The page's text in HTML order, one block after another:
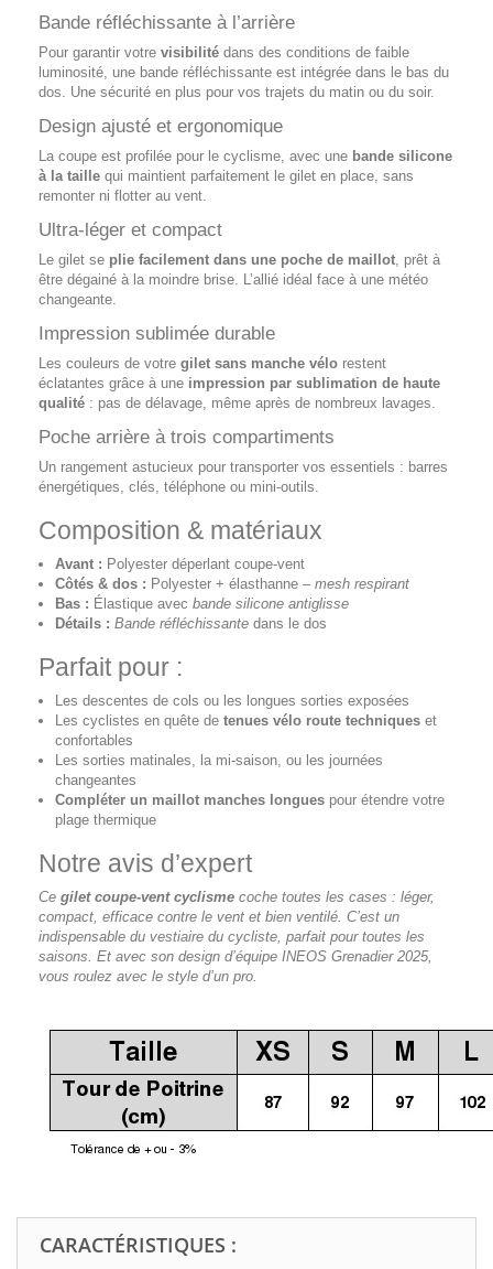
Bande réfléchissante à l’arrière
Pour garantir votre visibilité dans des conditions de faible
luminosité, une bande réfléchissante est intégrée dans le bas du
dos. Une sécurité en plus pour vos trajets du matin ou du soir.
Design ajusté et ergonomique
La coupe est profilée pour le cyclisme, avec une bande silicone
à la taille qui maintient parfaitement le gilet en place, sans
remonter ni flotter au vent.
Ultra-léger et compact
Le gilet se plie facilement dans une poche de maillot, prêt à
être dégainé à la moindre brise. L’allié idéal face à une météo
changeante.
Impression sublimée durable
Les couleurs de votre gilet sans manche vélo restent
éclatantes grâce à une impression par sublimation de haute
qualité : pas de délavage, même après de nombreux lavages.
Poche arrière à trois compartiments
Un rangement astucieux pour transporter vos essentiels : barres
énergétiques, clés, téléphone ou mini-outils.
Composition & matériaux
Avant : Polyester déperlant coupe-vent
Côtés & dos : Polyester + élasthanne – mesh respirant
Bas : Élastique avec bande silicone antiglisse
Détails : Bande réfléchissante dans le dos
Parfait pour :
Les descentes de cols ou les longues sorties exposées
Les cyclistes en quête de tenues vélo route techniques et
confortables
Les sorties matinales, la mi-saison, ou les journées
changeantes
Compléter un maillot manches longues pour étendre votre
plage thermique
Notre avis d’expert
Ce gilet coupe-vent cyclisme coche toutes les cases : léger,
compact, efficace contre le vent et bien ventilé. C’est un
indispensable du vestiaire du cycliste, parfait pour toutes les
saisons. Et avec son design d’équipe INEOS Grenadier 2025,
vous roulez avec le style d’un pro.
CARACTÉRISTIQUES :